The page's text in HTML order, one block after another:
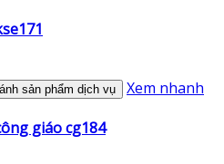
sản phẩm dịch vụ Xem nhanh
giáo cg184